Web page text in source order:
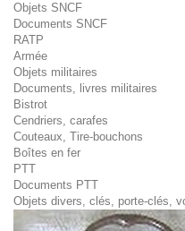
Objets SNCF
Documents SNCF
RATP
Armée
Objets militaires
Documents, livres militaires
Bistrot
Cendriers, carafes
Couteaux, Tire-bouchons
Boîtes en fer
PTT
Documents PTT
Objets divers, clés, porte-clés,